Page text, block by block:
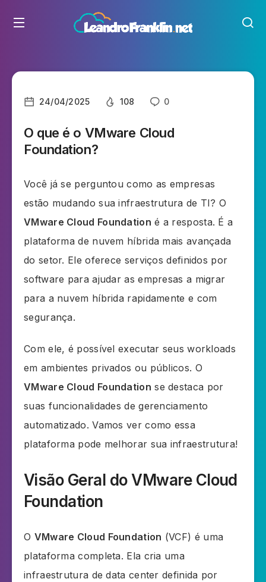
24/04/2025 108 0
O que é o VMware Cloud
Foundation?
Você já se perguntou como as empresas
estão mudando sua infraestrutura de TI? O
VMware Cloud Foundation é a resposta. É a
plataforma de nuvem híbrida mais avançada
do setor. Ele oferece serviços definidos por
software para ajudar as empresas a migrar
para a nuvem híbrida rapidamente e com
segurança.
Com ele, é possível executar seus workloads
em ambientes privados ou públicos. O
VMware Cloud Foundation se destaca por
suas funcionalidades de gerenciamento
automatizado. Vamos ver como essa
plataforma pode melhorar sua infraestrutura!
Visão Geral do VMware Cloud
Foundation
O VMware Cloud Foundation (VCF) é uma
plataforma completa. Ela cria uma
infraestrutura de data center definida por